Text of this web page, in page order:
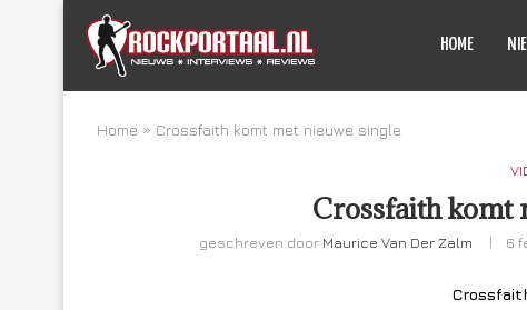
HOME
Home » Crossfaith komt met nieuwe single
Crossfaith komt
geschreven door Maurice Van Der Zalm 6